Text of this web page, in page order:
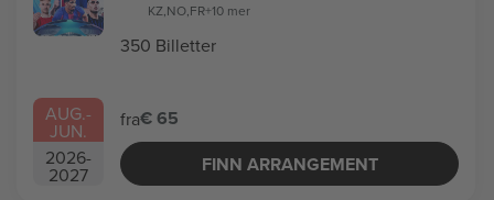
AUG.-
JUN.
2026-
2027
KZ,NO,FR+10 mer
350 Billetter
fra€ 65
FINN ARRANGEMENT